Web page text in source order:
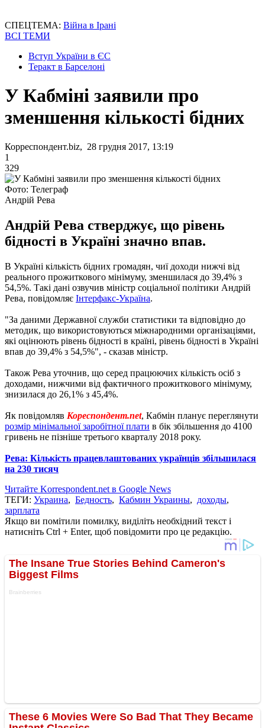
СПЕЦТЕМА: Війна в Ірані
ВСІ ТЕМИ
Вступ України в ЄС
Теракт в Барселоні
У Кабміні заявили про
зменшення кількості бідних
Корреспондент.biz, 28 грудня 2017, 13:19
1
329
Фото: Телеграф
Андрій Рева
Андрій Рева стверджує, що рівень
бідності в Україні значно впав.
В Україні кількість бідних громадян, чиї доходи нижчі від
реального прожиткового мінімуму, зменшилася до 39,4% з
54,5%. Такі дані озвучив міністр соціальної політики Андрій
Рева, повідомляє Інтерфакс-Україна.
"За даними Державної служби статистики та відповідно до
методик, що використовуються міжнародними організаціями,
які оцінюють рівень бідності в країні, рівень бідності в Україні
впав до 39,4% з 54,5%", - сказав міністр.
Також Рева уточнив, що серед працюючих кількість осіб з
доходами, нижчими від фактичного прожиткового мінімуму,
знизилася до 26,1% з 45,4%.
Як повідомляв Кореспондент.net, Кабмін планує переглянути
розмір мінімальної заробітної плати в бік збільшення до 4100
гривень не пізніше третього кварталу 2018 року.
Рева: Кількість працевлаштованих українців збільшилася
на 230 тисяч
Читайте Korrespondent.net в Google News
ТЕГИ: Украина, Бедность, Кабмин Украины, доходы,
зарплата
Якщо ви помітили помилку, виділіть необхідний текст і
натисніть Ctrl + Enter, щоб повідомити про це редакцію.